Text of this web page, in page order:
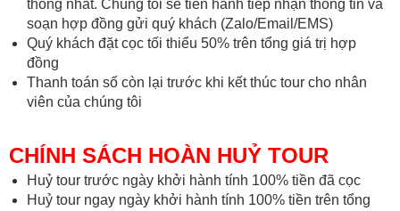
thống nhất. Chúng tôi sẽ tiến hành tiếp nhận thông tin và
soạn hợp đồng gửi quý khách (Zalo/Email/EMS)
Quý khách đặt cọc tối thiểu 50% trên tổng giá trị hợp
đồng
Thanh toán số còn lại trước khi kết thúc tour cho nhân
viên của chúng tôi
CHÍNH SÁCH HOÀN HUỶ TOUR
Huỷ tour trước ngày khởi hành tính 100% tiền đã cọc
Huỷ tour ngay ngày khởi hành tính 100% tiền trên tổng